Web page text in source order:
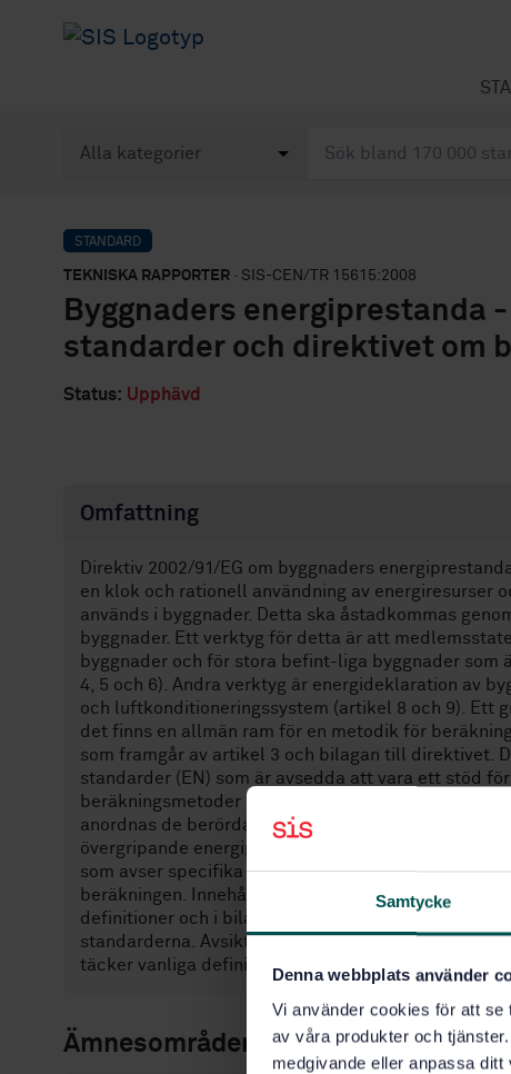
Samtycke
Denna webbplats använder
Vi använder cookies för att
av våra produkter och
medgivande eller anpassa
STANDARD
TEKNISKA RAPPORTER · SIS-CEN/TR 15615:2008
Byggnaders energiprestanda
standarder och direktivet om
Status: Upphävd
Omfattning
Direktiv 2002/91/EG om byggnaders
en klok och rationell användning av energiresurser
används i byggnader. Detta ska åstadkommas
byggnader. Ett verktyg för detta är att
byggnader och för stora befint-liga byggnader som
4, 5 och 6). Andra verktyg är energideklaration av
och luftkonditioneringssystem (artikel 8 och 9). Ett
det finns en allmän ram för en metodik för
som framgår av artikel 3 och bilagan till direktivet.
standarder (EN) som är avsedda att vara ett stöd
beräkningsmetoder och tillhörande underlag för att
anordnas de berörda standarderna på ett
övergripande energiprestanda som stöd för artikel
som avser specifika aspekter eller moduler av
beräkningen. Innehållet i de olika standarderna
definitioner och i bilaga D finns det en lista med
standarderna. Avsikten är att dessa bilagor ska
täcker vanliga definitioner och symboler för
Ämnesområden